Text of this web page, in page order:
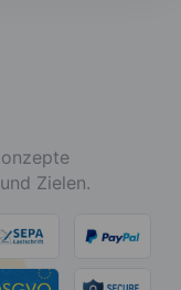
Zielen.